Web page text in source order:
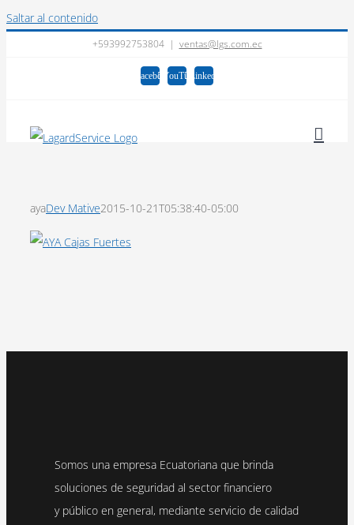
Saltar al contenido
+593992753804 | ventas@lgs.com.ec
FacebookYouTubeLinkedIn
ayaDev Mative2015-10-21T05:38:40-05:00
Somos una empresa Ecuatoriana que brinda
soluciones de seguridad al sector financiero
y público en general, mediante servicio de calidad